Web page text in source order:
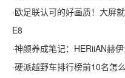
·欧足联认可的好画质！大屏
E8
·神颜养成笔记：HERiiAN赫
·硬派越野车排行榜前10名怎